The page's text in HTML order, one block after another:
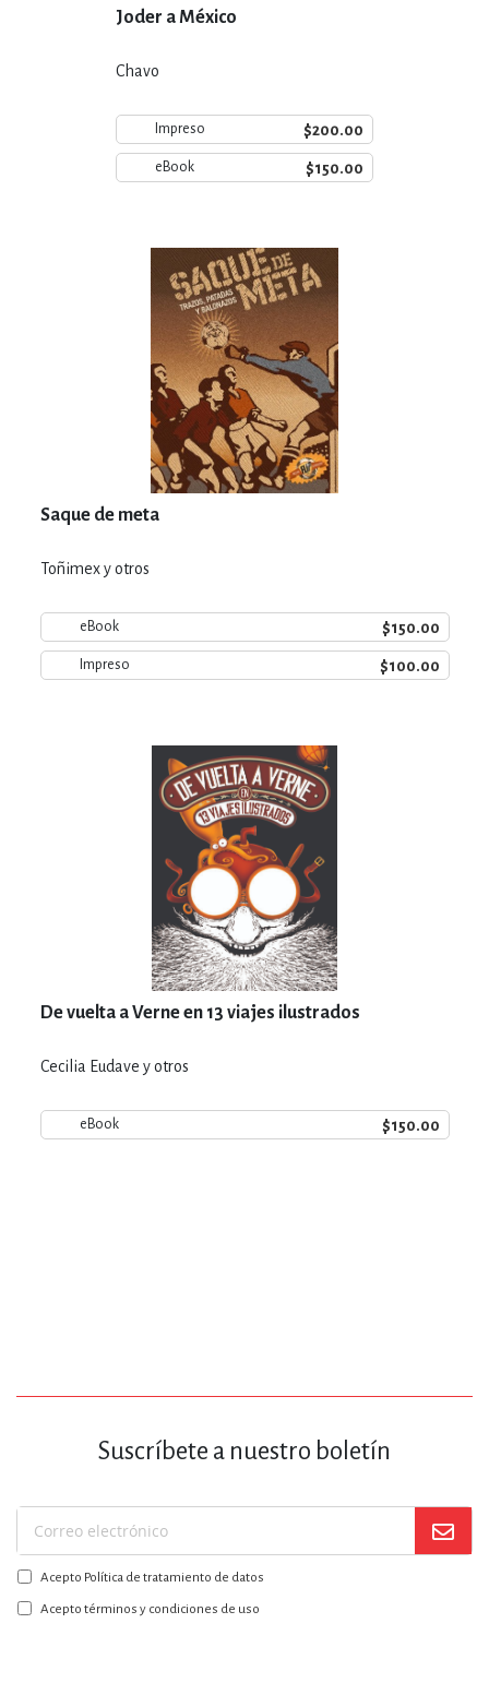
Joder a México
Chavo
Impreso $200.00
eBook $150.00
Saque de meta
Toñimex y otros
eBook $150.00
Impreso $100.00
De vuelta a Verne en 13 viajes ilustrados
Cecilia Eudave y otros
eBook $150.00
Suscríbete a nuestro boletín
Suscríbase
a
nuestro
boletín:
Acepto Política de tratamiento de datos
Acepto términos y condiciones de uso